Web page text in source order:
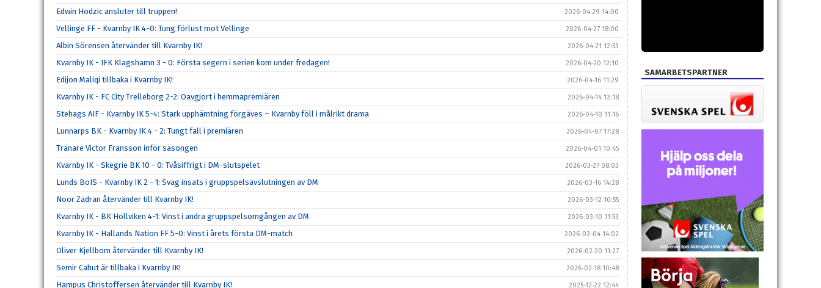
Edwin Hodzic ansluter till truppen! 2026-04-29 14:00
Vellinge FF - Kvarnby IK 4-0: Tung förlust mot Vellinge 2026-04-27 18:00
Albin Sörensen återvänder till Kvarnby IK! 2026-04-21 12:53
Kvarnby IK - IFK Klagshamn 3 - 0: Första segern i serien kom under fredagen! 2026-04-20 12:10
Edijon Maliqi tillbaka i Kvarnby IK! 2026-04-16 11:29
Kvarnby IK - FC City Trelleborg 2-2: Oavgjort i hemmapremiären 2026-04-14 12:18
Stehags AIF - Kvarnby IK 5-4: Stark upphämtning förgäves – Kvarnby föll i målrikt drama 2026-04-10 11:16
Lunnarps BK - Kvarnby IK 4 - 2: Tungt fall i premiären 2026-04-07 17:28
Tränare Victor Fransson inför säsongen 2026-04-01 10:45
Kvarnby IK - Skegrie BK 10 - 0: Tvåsiffrigt i DM-slutspelet 2026-03-27 08:03
Lunds BoIS - Kvarnby IK 2 - 1: Svag insats i gruppspelsavslutningen av DM 2026-03-16 14:28
Noor Zadran återvänder till Kvarnby IK! 2026-03-12 10:55
Kvarnby IK - BK Höllviken 4-1: Vinst i andra gruppspelsomgången av DM 2026-03-10 11:53
Kvarnby IK - Hallands Nation FF 5-0: Vinst i årets första DM-match 2026-03-04 14:02
Oliver Kjellbom återvänder till Kvarnby IK! 2026-02-20 11:27
Semir Cahut är tillbaka i Kvarnby IK! 2026-02-18 10:48
Hampus Christoffersen återvänder till Kvarnby IK! 2025-12-22 12:44
SAMARBETSPARTNER